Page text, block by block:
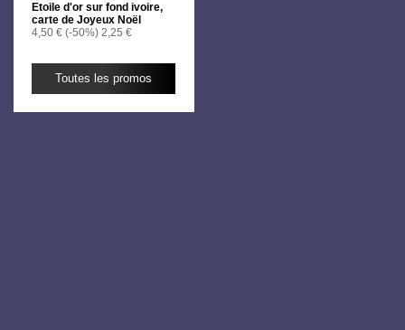
Etoile d'or sur fond ivoire,
carte de Joyeux Noël
4,50 € (-50%) 2,25 €
Toutes les promos